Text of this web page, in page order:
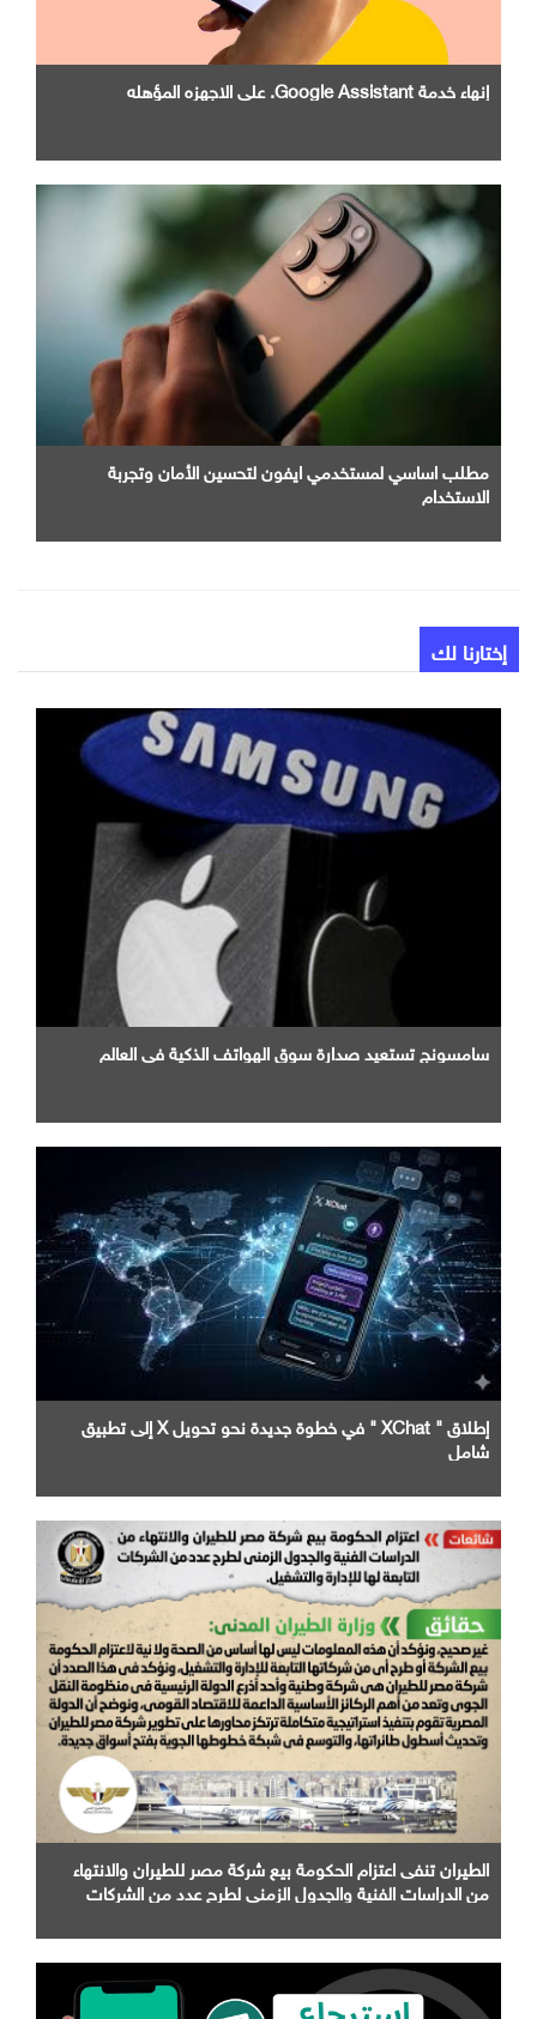
إنهاء خدمة Google Assistant. علي الاجهزه المؤهله
مطلب اساسي لمستخدمي ايفون لتحسين الأمان وتجربة
الاستخدام
إختارنا لك
سامسونج تستعيد صدارة سوق الهواتف الذكية في العالم
إطلاق " XChat " في خطوة جديدة نحو تحويل X إلى تطبيق
شامل
الطيران تنفى اعتزام الحكومة بيع شركة مصر للطيران والانتهاء
من الدراسات الفنية والجدول الزمني لطرح عدد من الشركات